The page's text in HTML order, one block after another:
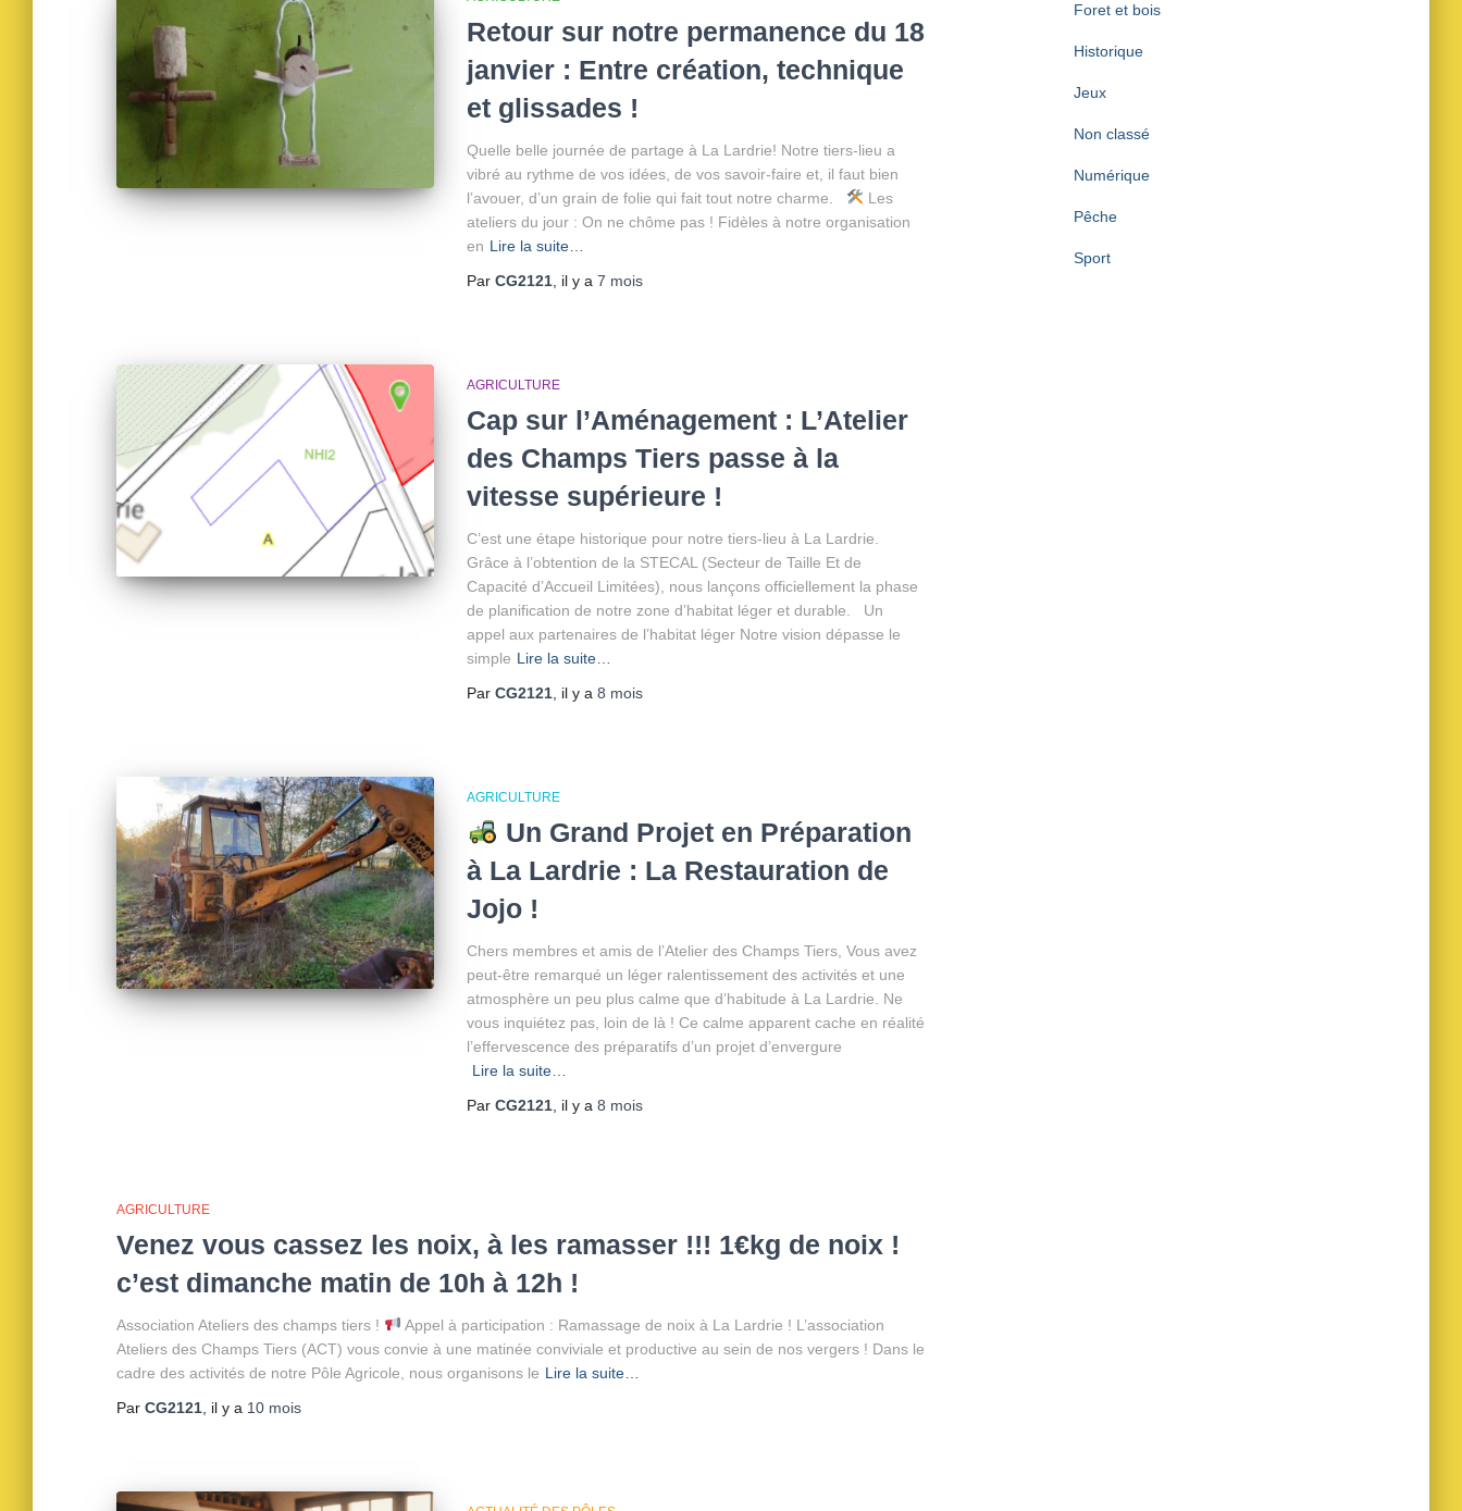
Retour sur notre permanence du 18
janvier : Entre création, technique
et glissades !
Quelle belle journée de partage à La Lardrie! Notre tiers-lieu a
vibré au rythme de vos idées, de vos savoir-faire et, il faut bien
l’avouer, d’un grain de folie qui fait tout notre charme.
Les
ateliers du jour : On ne chôme pas ! Fidèles à notre organisation
en Lire la suite…
ParCG2121 , il y a7 mois
AGRICULTURE
Cap sur l’Aménagement : L’Atelier
des Champs Tiers passe à la
vitesse supérieure !
C’est une étape historique pour notre tiers-lieu à La Lardrie.
Grâce à l’obtention de la STECAL (Secteur de Taille Et de
Capacité d’Accueil Limitées), nous lançons officiellement la phase
de planification de notre zone d’habitat léger et durable. Un
appel aux partenaires de l’habitat léger Notre vision dépasse le
simple Lire la suite…
ParCG2121 , il y a8 mois
AGRICULTURE
Un Grand Projet en Préparation
à La Lardrie : La Restauration de
Jojo !
Chers membres et amis de l’Atelier des Champs Tiers, Vous avez
peut-être remarqué un léger ralentissement des activités et une
atmosphère un peu plus calme que d’habitude à La Lardrie. Ne
vous inquiétez pas, loin de là ! Ce calme apparent cache en réalité
l’effervescence des préparatifs d’un projet d’envergure
Lire la suite…
ParCG2121 , il y a8 mois
AGRICULTURE
Venez vous cassez les noix, à les ramasser !!! 1€kg de noix !
c’est dimanche matin de 10h à 12h !
Association Ateliers des champs tiers !
Appel à participation : Ramassage de noix à La Lardrie ! L’association
Ateliers des Champs Tiers (ACT) vous convie à une matinée conviviale et productive au sein de nos vergers ! Dans le
cadre des activités de notre Pôle Agricole, nous organisons le Lire la suite…
Par CG2121 , il y a 10 mois
Foret et bois
Historique
Jeux
Non classé
Numérique
Pêche
Sport